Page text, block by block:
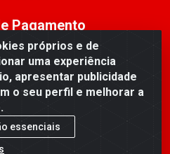
próprios e de
uma experiência
apresentar publicidade
o seu perfil e melhorar a
essenciais
Pagamento
Eletrônicos Ltda - Rua
Taroba, Cambé/PR - CEP
06.241.208/0001-89